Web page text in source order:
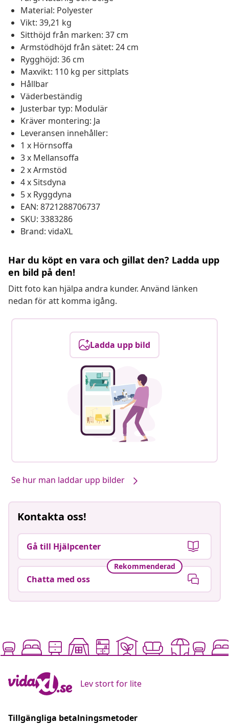
Material: Polyester
Vikt: 39,21 kg
Sitthöjd från marken: 37 cm
Armstödhöjd från sätet: 24 cm
Rygghöjd: 36 cm
Maxvikt: 110 kg per sittplats
Hållbar
Väderbeständig
Justerbar typ: Modulär
Kräver montering: Ja
Leveransen innehåller:
1 x Hörnsoffa
3 x Mellansoffa
2 x Armstöd
4 x Sitsdyna
5 x Ryggdyna
EAN: 8721288706737
SKU: 3383286
Brand: vidaXL
Har du köpt en vara och gillat den? Ladda upp
en bild på den!
Ditt foto kan hjälpa andra kunder. Använd länken
nedan för att komma igång.
Ladda upp bild
Se hur man laddar upp bilder
Kontakta oss!
Gå till Hjälpcenter
Rekommenderad
Chatta med oss
Lev stort for lite
Tillgängliga betalningsmetoder